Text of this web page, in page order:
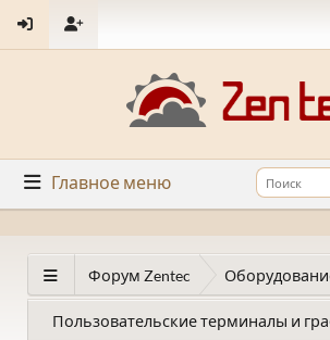
Главное меню
Форум Zentec
Пользовательские терминалы и